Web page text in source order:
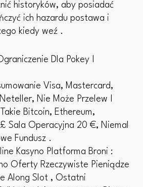
historyków, aby posiadać
ich hazardu postawa i
kiedy weź .
Dla Pokey I
Visa, Mastercard,
Nie Może Przelew I
Bitcoin, Ethereum,
Sala Operacyjna 20 €, Niemal
Fundusz .
Kasyno Platforma Broni :
Oferty Rzeczywiste Pieniądze
Along Slot , Ostatni